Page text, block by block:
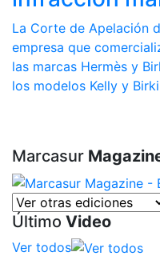
La Corte de Apelación
empresa que
las marcas Hermès y
los modelos Kelly y
Marcasur
Último Video
Ver todos